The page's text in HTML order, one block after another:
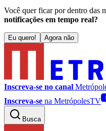
Você quer ficar por dentro das
notificações em tempo real?
Eu quero! Agora não
Inscreva-se no canal
Inscreva-se na MetrópolesTV
Busca